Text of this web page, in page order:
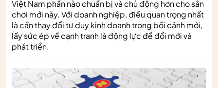
Việt Nam phần nào chuẩn bị và chủ động hơn cho sân
chơi mới này. Với doanh nghiệp, điều quan trọng nhất
là cần thay đổi tư duy kinh doanh trong bối cảnh mới,
lấy sức ép về cạnh tranh là động lực để đổi mới và
phát triển.